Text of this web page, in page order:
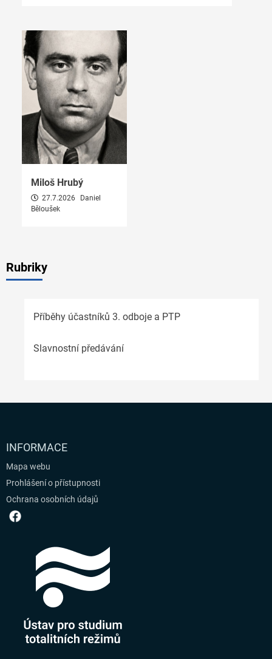
Miloš Hrubý
27.7.2026
Daniel
Běloušek
Rubriky
Příběhy účastníků 3. odboje a PTP
Slavnostní předávání
INFORMACE
Mapa webu
Prohlášení o přístupnosti
Ochrana osobních údajů